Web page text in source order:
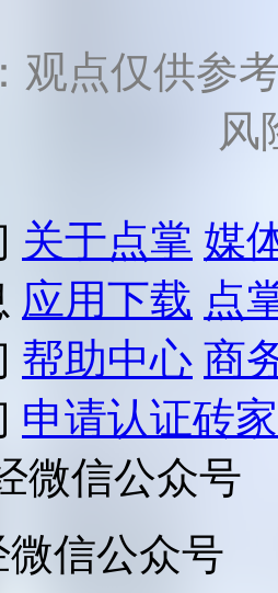
观点仅供参
风
关于点掌 媒
应用下载 点
帮助中心 商
申请认证砖家
微信公众号